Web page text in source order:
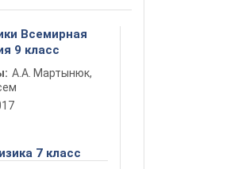
Всемирная
9 класс
А.А. Мартынюк,
7 класс